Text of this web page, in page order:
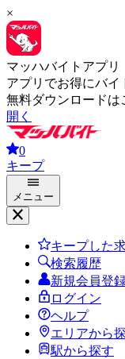
×
マッハバイトアプリ
アプリでお得にバイ
無料ダウンロードは
開く
0
キープ
メニュー
キープした
検索履歴
新規会員登
ログイン
ヘルプ
エリアから
駅から探す